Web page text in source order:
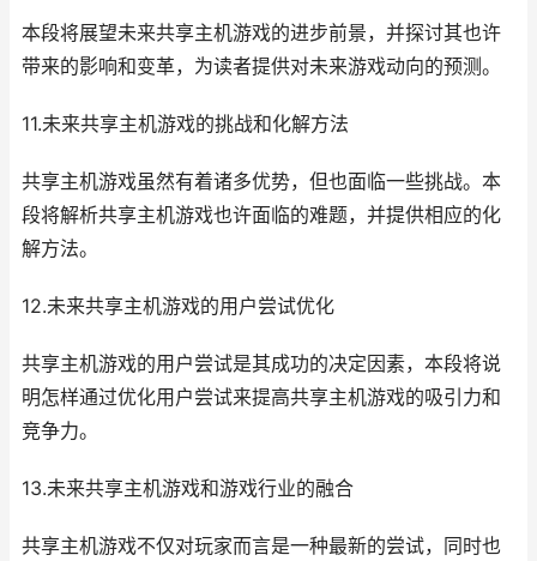
本段将展望未来共享主机游戏的进步前景，并探讨其也许
带来的影响和变革，为读者提供对未来游戏动向的预测。
11.未来共享主机游戏的挑战和化解方法
共享主机游戏虽然有着诸多优势，但也面临一些挑战。本
段将解析共享主机游戏也许面临的难题，并提供相应的化
解方法。
12.未来共享主机游戏的用户尝试优化
共享主机游戏的用户尝试是其成功的决定因素，本段将说
明怎样通过优化用户尝试来提高共享主机游戏的吸引力和
竞争力。
13.未来共享主机游戏和游戏行业的融合
共享主机游戏不仅对玩家而言是一种最新的尝试，同时也